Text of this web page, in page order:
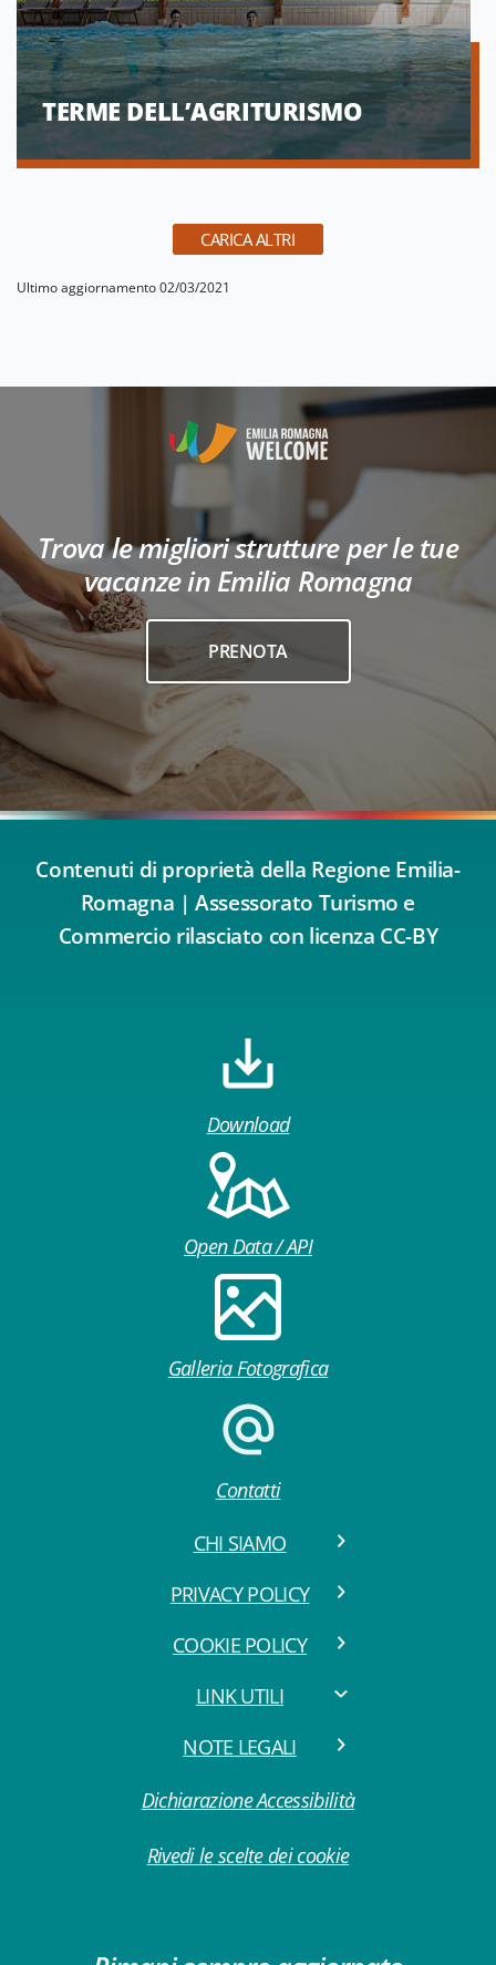
TERME DELL’AGRITURISMO
CARICA ALTRI
Ultimo aggiornamento 02/03/2021
Trova le migliori strutture per le tue
vacanze in Emilia Romagna
PRENOTA
Contenuti di proprietà della Regione Emilia-
Romagna | Assessorato Turismo e
Commercio rilasciato con licenza CC-BY
Download
Open Data / API
Galleria Fotografica
Contatti
CHI SIAMO
PRIVACY POLICY
COOKIE POLICY
LINK UTILI
NOTE LEGALI
Dichiarazione Accessibilità
Rivedi le scelte dei cookie